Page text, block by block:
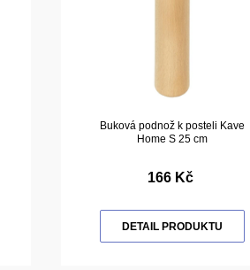
Buková podnož k posteli Kave
Home S 25 cm
166 Kč
DETAIL PRODUKTU